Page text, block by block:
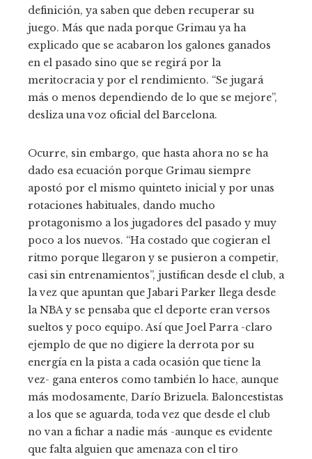
definición, ya saben que deben recuperar su
juego. Más que nada porque Grimau ya ha
explicado que se acabaron los galones ganados
en el pasado sino que se regirá por la
meritocracia y por el rendimiento. “Se jugará
más o menos dependiendo de lo que se mejore”,
desliza una voz oficial del Barcelona.
Ocurre, sin embargo, que hasta ahora no se ha
dado esa ecuación porque Grimau siempre
apostó por el mismo quinteto inicial y por unas
rotaciones habituales, dando mucho
protagonismo a los jugadores del pasado y muy
poco a los nuevos. “Ha costado que cogieran el
ritmo porque llegaron y se pusieron a competir,
casi sin entrenamientos”, justifican desde el club, a
la vez que apuntan que Jabari Parker llega desde
la NBA y se pensaba que el deporte eran versos
sueltos y poco equipo. Así que Joel Parra -claro
ejemplo de que no digiere la derrota por su
energía en la pista a cada ocasión que tiene la
vez- gana enteros como también lo hace, aunque
más modosamente, Darío Brizuela. Baloncestistas
a los que se aguarda, toda vez que desde el club
no van a fichar a nadie más -aunque es evidente
que falta alguien que amenaza con el tiro